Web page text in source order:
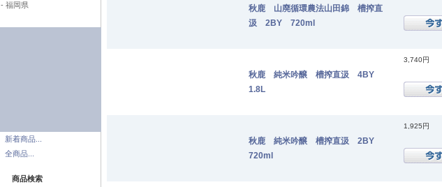
- 福岡県
新着商品...
全商品...
商品検索
秋鹿 山廃循環農法山田錦 槽搾直
汲 2BY 720ml
秋鹿 純米吟醸 槽搾直汲 4BY
1.8L
3,740円
秋鹿 純米吟醸 槽搾直汲 2BY
720ml
1,925円